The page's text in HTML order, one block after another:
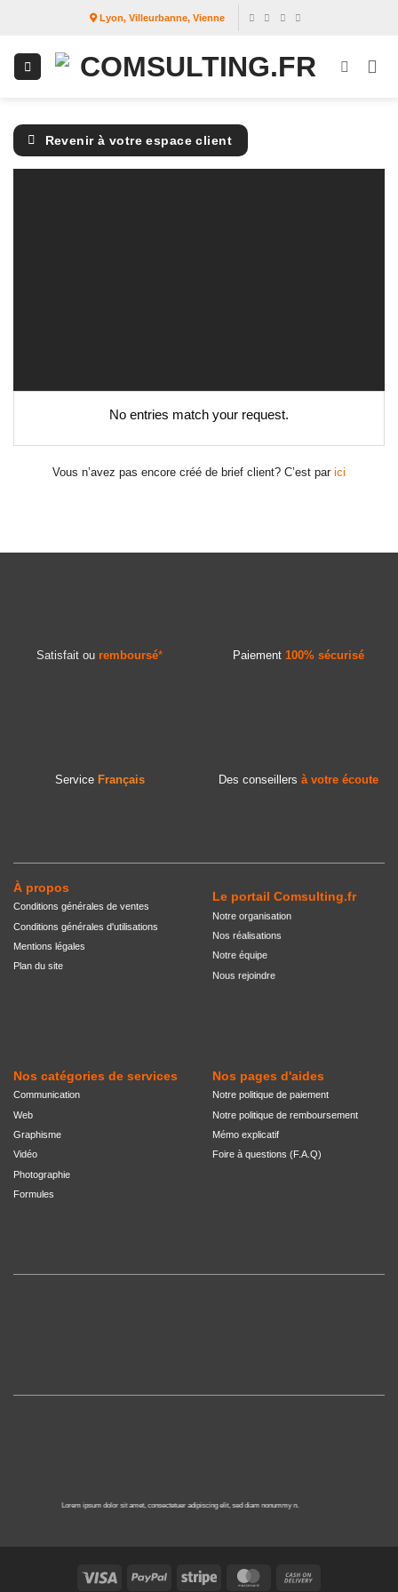
Lyon, Villeurbanne, Vienne
Revenir à votre espace client
No entries match your request.
Vous n’avez pas encore créé de brief client? C’est par ici
Satisfait ou remboursé* Paiement 100% sécurisé
Service Français Des conseillers à votre écoute
À propos
Conditions générales de ventes
Conditions générales d'utilisations
Mentions légales
Plan du site
Le portail Comsulting.fr
Notre organisation
Nos réalisations
Notre équipe
Nous rejoindre
Nos catégories de services
Communication
Web
Graphisme
Vidéo
Photographie
Formules
Nos pages d'aides
Notre politique de paiement
Notre politique de remboursement
Mémo explicatif
Foire à questions (F.A.Q)
Lorem ipsum dolor sit amet, consectetuer adipiscing elit, sed diam nonummy n.
Visa PayPal Stripe MasterCard